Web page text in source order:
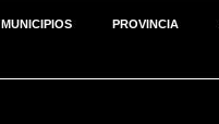
MUNICIPIOS PROVINCIA